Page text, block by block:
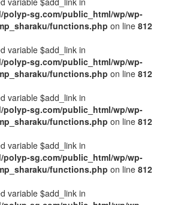
polyp-sg.com/public_html/wp/wp-
functions.php on line 812
variable $add_link in
polyp-sg.com/public_html/wp/wp-
functions.php on line 812
variable $add_link in
polyp-sg.com/public_html/wp/wp-
functions.php on line 812
variable $add_link in
polyp-sg.com/public_html/wp/wp-
functions.php on line 812
variable $add_link in